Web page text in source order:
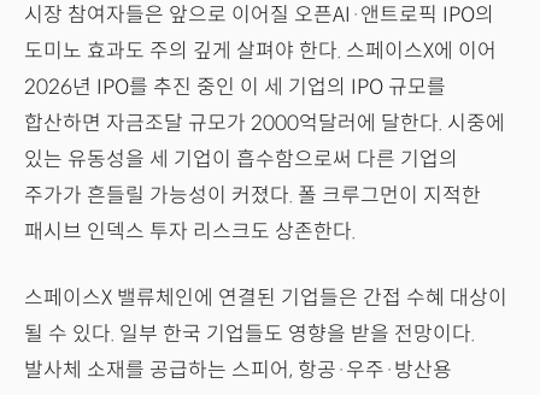
시장 참여자들은 앞으로 이어질 오픈AI·앤트로픽 IPO의
도미노 효과도 주의 깊게 살펴야 한다. 스페이스X에 이어
2026년 IPO를 추진 중인 이 세 기업의 IPO 규모를
합산하면 자금조달 규모가 2000억달러에 달한다. 시중에
있는 유동성을 세 기업이 흡수함으로써 다른 기업의
주가가 흔들릴 가능성이 커졌다. 폴 크루그먼이 지적한
패시브 인덱스 투자 리스크도 상존한다.
스페이스X 밸류체인에 연결된 기업들은 간접 수혜 대상이
될 수 있다. 일부 한국 기업들도 영향을 받을 전망이다.
발사체 소재를 공급하는 스피어, 항공·우주·방산용